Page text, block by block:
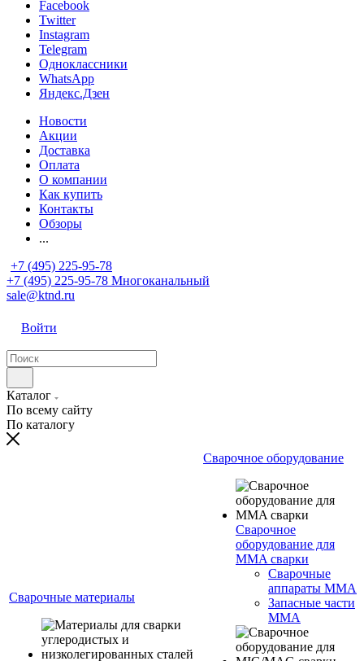
Facebook
Twitter
Instagram
Telegram
Одноклассники
WhatsApp
Яндекс.Дзен
Новости
Акции
Доставка
Оплата
О компании
Как купить
Контакты
Обзоры
...
+7 (495) 225-95-78
+7 (495) 225-95-78 Многоканальный
sale@ktnd.ru
Войти
Каталог
По всему сайту
По каталогу
Сварочные материалы
Сварочное оборудование
Сварочное
оборудование для
MMA сварки
Сварочные
аппараты MMA
Запасные части
MMA